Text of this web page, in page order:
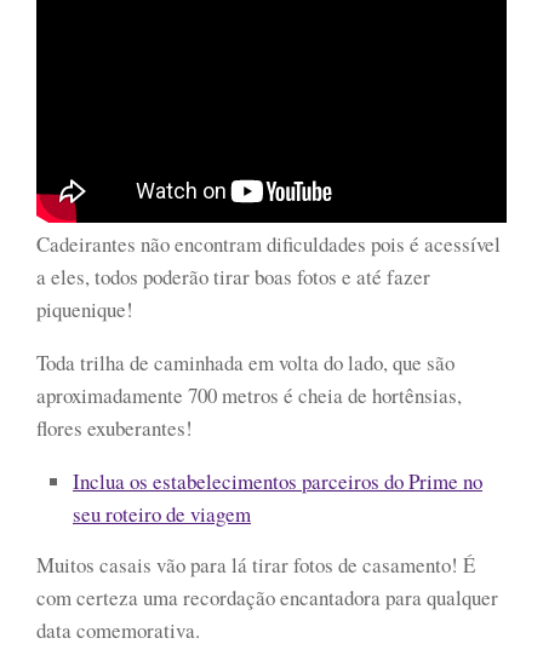
Cadeirantes não encontram dificuldades pois é acessível
a eles, todos poderão tirar boas fotos e até fazer
piquenique!
Toda trilha de caminhada em volta do lado, que são
aproximadamente 700 metros é cheia de hortênsias,
flores exuberantes!
Inclua os estabelecimentos parceiros do Prime no
seu roteiro de viagem
Muitos casais vão para lá tirar fotos de casamento! É
com certeza uma recordação encantadora para qualquer
data comemorativa.